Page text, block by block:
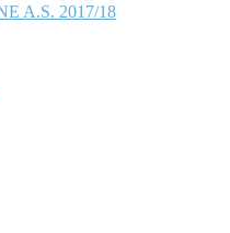
A.S. 2017/18